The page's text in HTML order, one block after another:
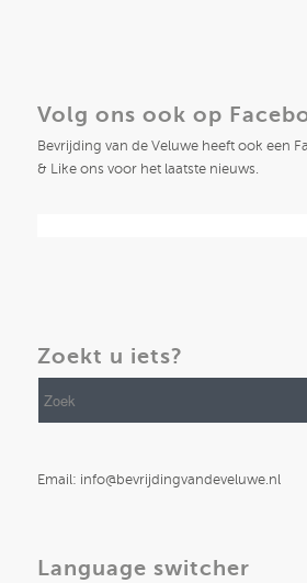
Volg ons ook op
Bevrijding van de Veluwe heeft ook een
& Like ons voor het laatste nieuws.
Zoekt u iets?
Email: info@bevrijdingvandeveluwe.nl
Language switcher